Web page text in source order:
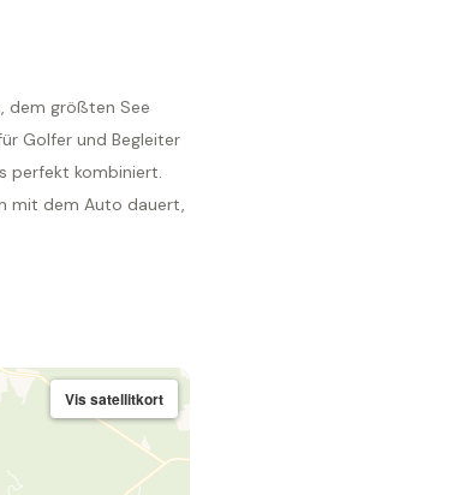
dem größten See
Golfer und Begleiter
perfekt kombiniert.
mit dem Auto dauert,
Vis satellitkort